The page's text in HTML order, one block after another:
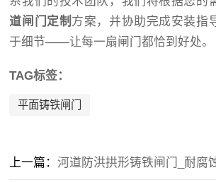
道闸门定制 方案，并协助完成安装指
于细节——让每一扇闸门都恰到好处。
TAG标签：
平面铸铁闸门
上一篇： 河道防洪拱形铸铁闸门_耐腐蚀弧形闸门